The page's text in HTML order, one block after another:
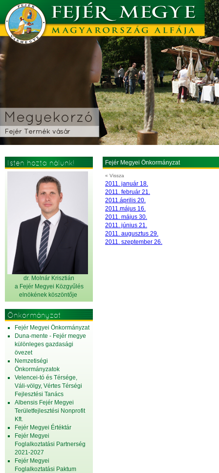
Isten hozta nálunk!
dr. Molnár Krisztián
a Fejér Megyei Közgyűlés
elnökének köszöntője
Önkormányzat
Fejér Megyei Önkormányzat
Duna-mente - Fejér megye
különleges gazdasági
övezet
Nemzetiségi
Önkormányzatok
Velencei-tó és Térsége,
Váli-völgy, Vértes Térségi
Fejlesztési Tanács
Albensis Fejér Megyei
Területfejlesztési Nonprofit
Kft.
Fejér Megyei Értéktár
Fejér Megyei
Foglalkoztatási Partnerség
2021-2027
Fejér Megyei
Foglalkoztatási Paktum
Fejér Megyei Önkormányzat
« Vissza
2011. január 18.
2011. február 21.
2011.április 20.
2011.május 16.
2011. május 30.
2011. június 21.
2011. augusztus 29.
2011. szeptember 26.